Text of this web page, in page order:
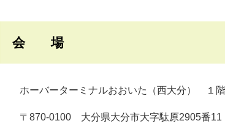
会 場
ホーバーターミナルおおいた（西大分） １階
〒870-0100 大分県大分市大字駄原2905番11